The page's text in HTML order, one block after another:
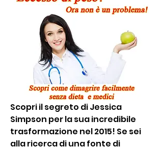
Scopri il segreto di Jessica
Simpson per la sua incredibile
trasformazione nel 2015! Se sei
alla ricerca di una fonte di